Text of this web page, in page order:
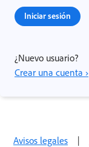
Iniciar sesión
¿Nuevo usuario?
Crear una cuenta ›
Avisos legales |